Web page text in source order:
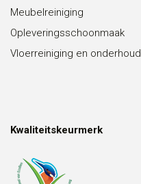
Meubelreiniging
Opleveringsschoonmaak
Vloerreiniging en onderhoud
Kwaliteitskeurmerk